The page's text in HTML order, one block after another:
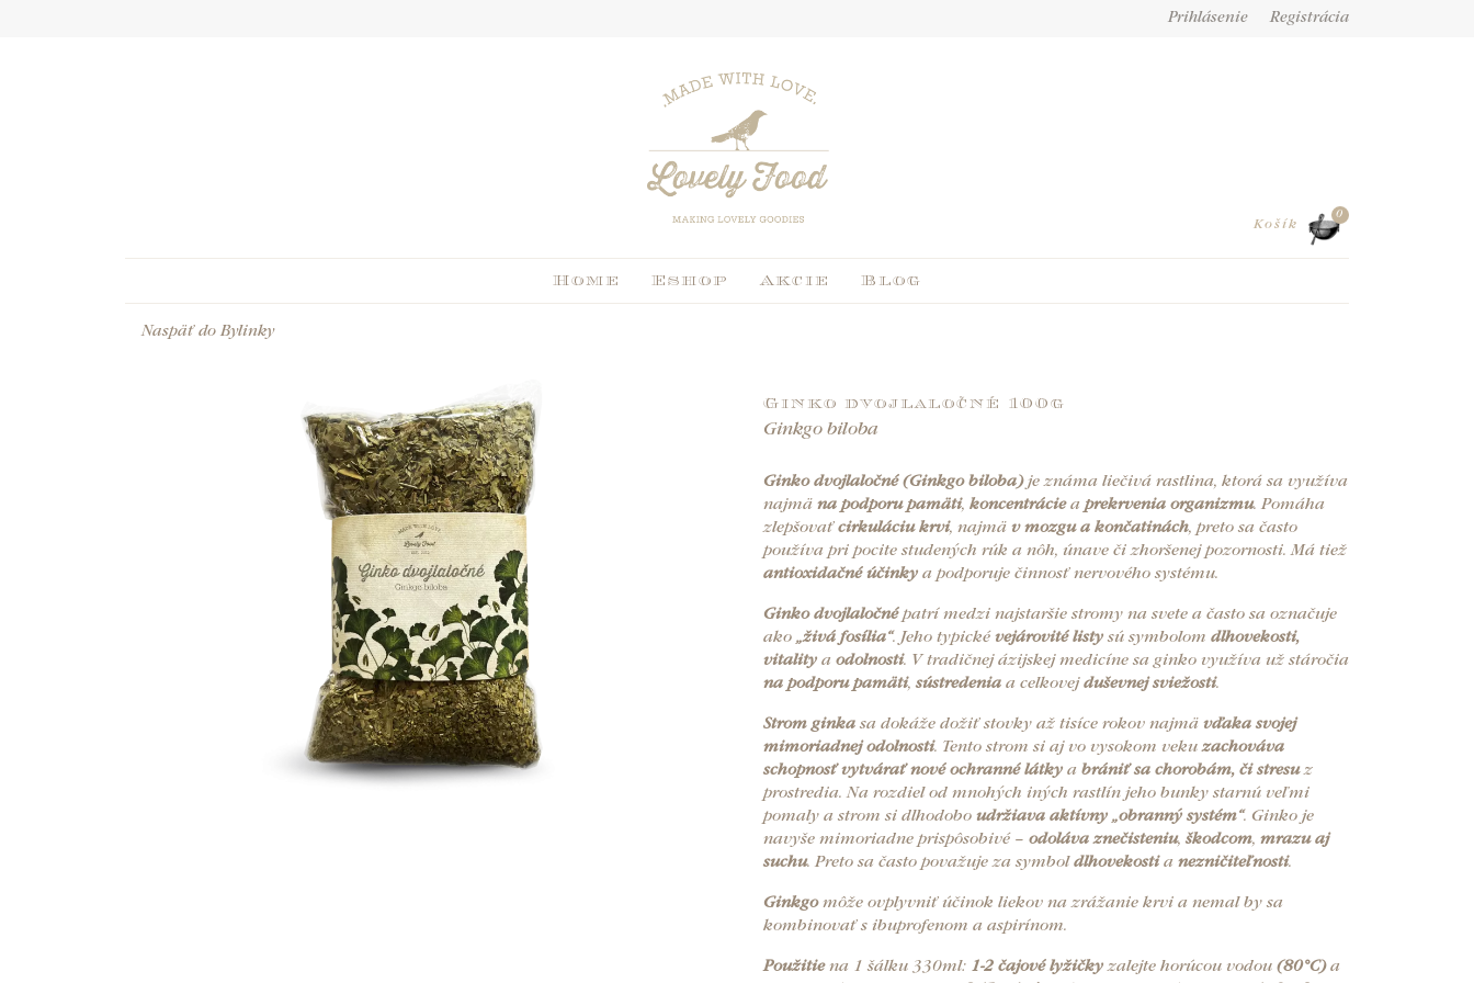
Prihlásenie Registrácia
Home Eshop Akcie Blog
0
Košík
Naspäť do Bylinky
Ginko dvojlaločné 100g
Ginkgo biloba
Ginko dvojlaločné (Ginkgo biloba)je známa liečivá rastlina, ktorá sa využíva
najmä na podporu pamäti, koncentráciea prekrvenia organizmu. Pomáha
zlepšovať cirkuláciu krvi, najmä v mozgu a končatinách, preto sa často
používa pri pocite studených rúk a nôh, únave či zhoršenej pozornosti. Má tiež
antioxidačné účinky a podporuje činnosť nervového systému.
Ginko dvojlaločnépatrí medzi najstaršie stromy na svete a často sa označuje
ako „živá fosília“. Jeho typické vejárovité listy sú symbolom dlhovekosti,
vitality a odolnosti. V tradičnej ázijskej medicíne sa ginko využíva už stáročia
na podporu pamäti, sústredenia a celkovej duševnej sviežosti.
Strom ginka sa dokáže dožiť stovky až tisíce rokov najmä vďaka svojej
mimoriadnej odolnosti. Tento strom si aj vo vysokom vekuzachováva
schopnosť vytvárať nové ochranné látky a brániť sa chorobám, či stresuz
prostredia. Na rozdiel od mnohých iných rastlín jeho bunky starnú veľmi
pomaly a strom si dlhodobo udržiava aktívny „obranný systém“. Ginko je
navyše mimoriadne prispôsobivé – odoláva znečisteniu, škodcom, mrazu aj
suchu. Preto sa často považuje za symbol dlhovekostia nezničiteľnosti.
Ginkgomôže ovplyvniť účinok liekov na zrážanie krvi a nemal by sa
kombinovať s ibuprofenom a aspirínom.
Použitiena 1 šálku 330ml: 1-2 čajové lyžičky zalejte horúcou vodou (80°C)a